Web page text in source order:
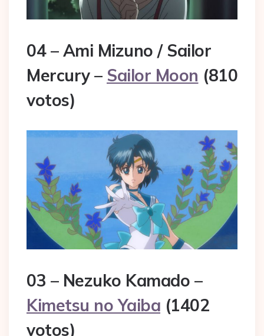
04 – Ami Mizuno / Sailor
Mercury – Sailor Moon (810
votos)
03 – Nezuko Kamado –
Kimetsu no Yaiba (1402
votos)